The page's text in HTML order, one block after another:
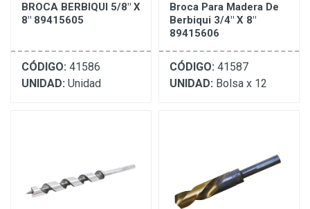
BROCA BERBIQUI 5/8" X
8" 89415605
CÓDIGO: 41586
UNIDAD: Unidad
Broca Para Madera De
Berbiqui 3/4" X 8"
89415606
CÓDIGO: 41587
UNIDAD: Bolsa x 12